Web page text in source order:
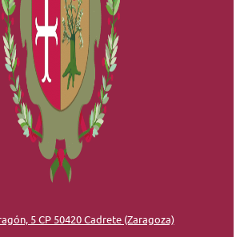
5 CP 50420 Cadrete (Zaragoza)